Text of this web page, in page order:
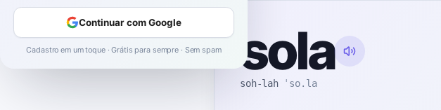
sola
soh-lah ˈso.la
Continuar com Google
Cadastro em um toque · Grátis para sempre · Sem spam